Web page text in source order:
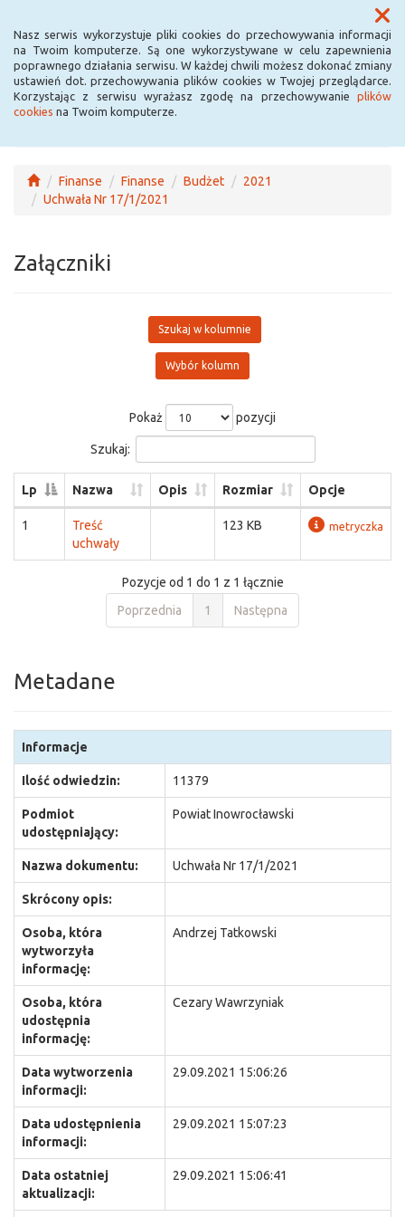
Nasz serwis wykorzystuje pliki cookies do przechowywania informacji
na Twoim komputerze. Są one wykorzystywane w celu zapewnienia
poprawnego działania serwisu. W każdej chwili możesz dokonać zmiany
ustawień dot. przechowywania plików cookies w Twojej przeglądarce.
Korzystając z serwisu wyrażasz zgodę na przechowywanie plików
cookies na Twoim komputerze.
Menu
Finanse Finanse Budżet
2021
Uchwała Nr 17/1/2021
Załączniki
Szukaj w kolumnie
Wybór kolumn
Pokaż pozycji
Szukaj:
Lp Nazwa Opis Rozmiar Opcje
1
Treść
uchwały
123 KB metryczka
Pozycje od 1 do 1 z 1 łącznie
Poprzednia
1 Następna
Metadane
Informacje
Ilość odwiedzin: 11379
Podmiot
udostępniający:
Powiat Inowrocławski
Nazwa dokumentu: Uchwała Nr 17/1/2021
Skrócony opis:
Osoba, która
wytworzyła
informację:
Andrzej Tatkowski
Osoba, która
udostępnia
informację:
Cezary Wawrzyniak
Data wytworzenia
informacji:
29.09.2021 15:06:26
Data udostępnienia
informacji:
29.09.2021 15:07:23
Data ostatniej
aktualizacji:
29.09.2021 15:06:41